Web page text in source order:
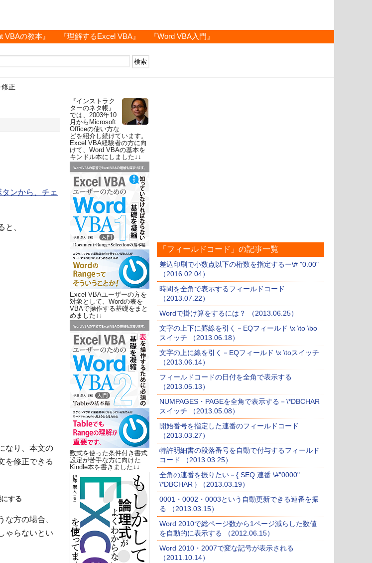
VBAの教本』 『理解するExcel VBA』 『Word VBA入門』
正
ンから、チェ
、
なり、本文の
を修正できる
する
方の場合、
ゃらないとい
『インストラク
ターのネタ帳』
では、2003年10
月からMicrosoft
Officeの使い方な
どを紹介し続けています。
Excel VBA経験者の方に向
けて、Word VBAの基本を
キンドル本にしました↓↓
Excel VBAユーザーの方を
対象として、Wordの表を
VBAで操作する基礎をまと
めました↓↓
数式を使った条件付き書式
設定が苦手な方に向けた
Kindle本を書きました↓↓
「フィールドコード」の記事一覧
差込印刷で小数点以下の桁数を指定するー\# "0.00"
（2016.02.04）
時間を全角で表示するフィールドコード
（2013.07.22）
Wordで掛け算をするには？ （2013.06.25）
文字の上下に罫線を引く－EQフィールド \x \to \bo
スイッチ （2013.06.18）
文字の上に線を引く－EQフィールド \x \toスイッチ
（2013.06.14）
フィールドコードの日付を全角で表示する
（2013.05.13）
NUMPAGES・PAGEを全角で表示する－\*DBCHAR
スイッチ （2013.05.08）
開始番号を指定した連番のフィールドコード
（2013.03.27）
特許明細書の段落番号を自動で付与するフィールド
コード （2013.03.25）
全角の連番を振りたい－{ SEQ 連番 \#"0000"
\*DBCHAR } （2013.03.19）
0001・0002・0003という自動更新できる連番を振
る （2013.03.15）
Word 2010で総ページ数から1ページ減らした数値
を自動的に表示する （2012.06.15）
Word 2010・2007で変な記号が表示される
（2011.10.14）